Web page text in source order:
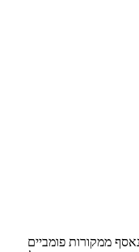
ממקורות פומביים